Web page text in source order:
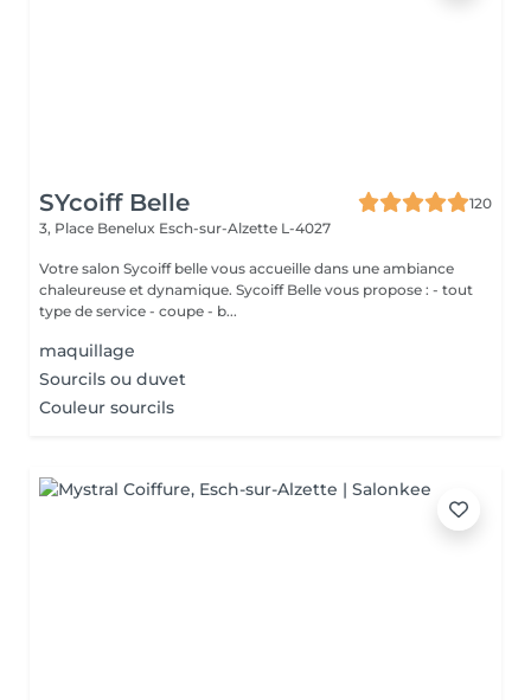
SYcoiff Belle
120
3, Place Benelux Esch-sur-Alzette L-4027
Votre salon Sycoiff belle vous accueille dans une ambiance
chaleureuse et dynamique. Sycoiff Belle vous propose : - tout
type de service - coupe - b...
maquillage
Sourcils ou duvet
Couleur sourcils